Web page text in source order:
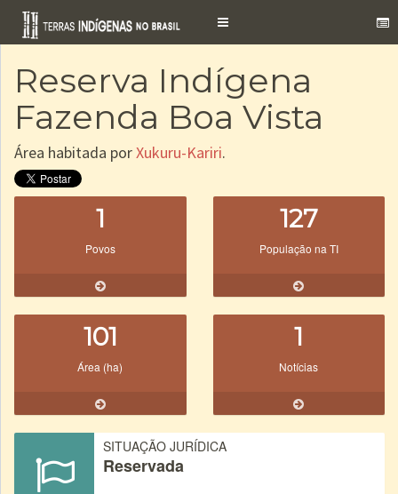
Toggle
Reserva Indígena
Fazenda Boa Vista
Área habitada porXukuru-Kariri.
1
Povos
127
População na TI
101
Área (ha)
1
Notícias
SITUAÇÃO JURÍDICA
Reservada